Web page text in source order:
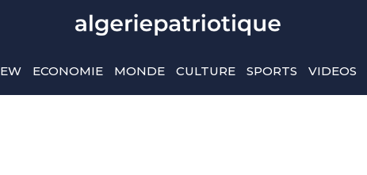
ECONOMIE MONDE CULTURE SPORTS VIDEOS